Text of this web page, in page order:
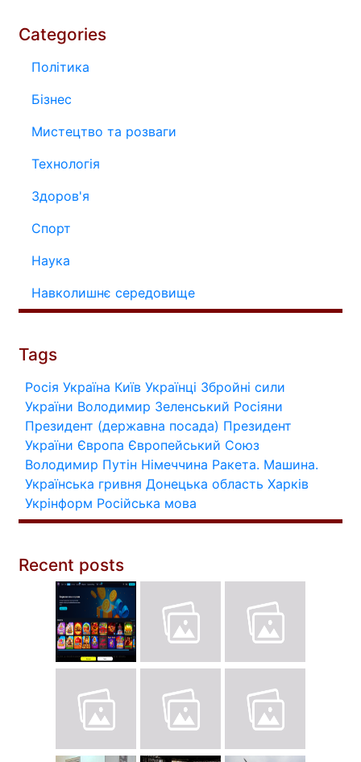
Categories
Політика
Бізнес
Мистецтво та розваги
Технологія
Здоров'я
Спорт
Наука
Навколишнє середовище
Tags
Росія Україна Київ Українці Збройні сили
України Володимир Зеленський Росіяни
Президент (державна посада) Президент
України Європа Європейський Союз
Володимир Путін Німеччина Ракета. Машина.
Українська гривня Донецька область Харків
Укрінформ Російська мова
Recent posts